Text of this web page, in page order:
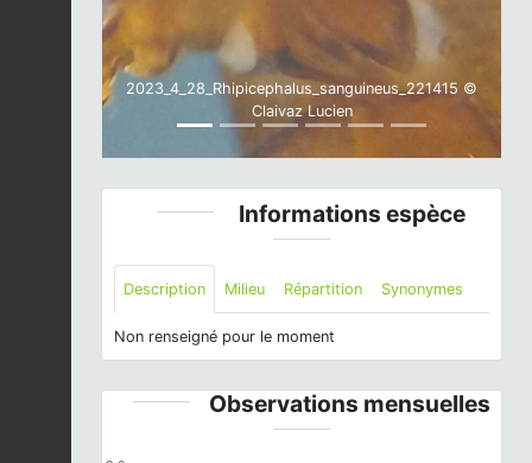
2023_4_28_Rhipicephalus_sanguineus_221415 ©
Claivaz Lucien
Informations espèce
Description Milieu Répartition Synonymes
Non renseigné pour le moment
Observations mensuelles